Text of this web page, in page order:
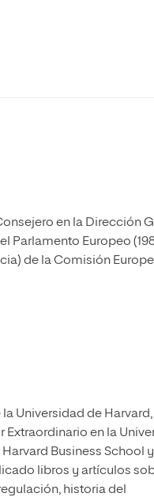
en la Dirección
Europeo
de la Comisión
Universidad de Harvard,
Extraordinario en la
Business School
libros y artículos
historia del